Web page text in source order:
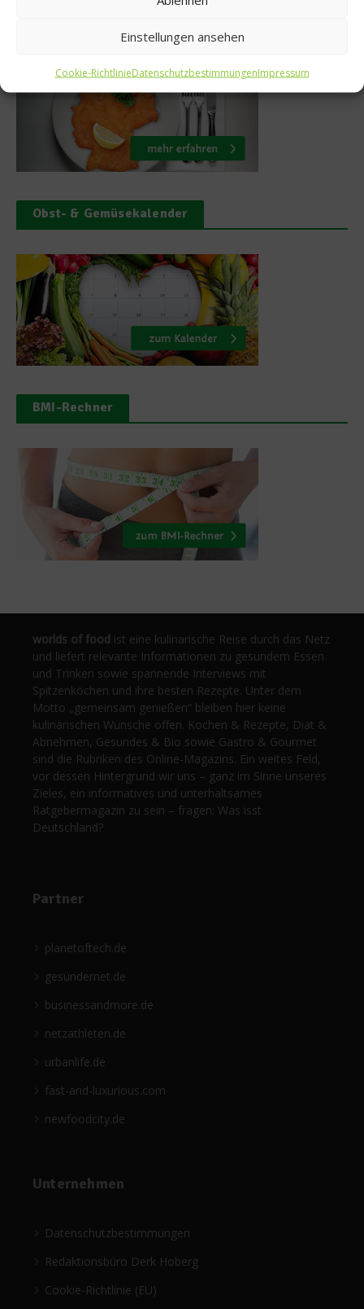
Einstellungen ansehen
Cookie-RichtlinieDatenschutzbestimmungenImpressum
Obst- & Gemüsekalender
BMI-Rechner
worlds of food ist eine kulinarische Reise durch das Netz
und liefert relevante Informationen zu gesundem Essen
und Trinken sowie spannende Interviews mit
Spitzenköchen und ihre besten Rezepte. Unter dem
Motto „gemeinsam genießen“ bleiben hier keine
kulinarischen Wünsche offen. Kochen & Rezepte, Diät &
Abnehmen, Gesundes & Bio sowie Gastro & Gourmet
sind die Rubriken des Online-Magazins. Ein weites Feld,
vor dessen Hintergrund wir uns – ganz im Sinne unseres
Zieles, ein informatives und unterhaltsames
Ratgebermagazin zu sein – fragen: Was isst
Deutschland?
Partner
planetoftech.de
gesündernet.de
businessandmore.de
netzathleten.de
urbanlife.de
fast-and-luxurious.com
newfoodcity.de
Unternehmen
Datenschutzbestimmungen
Redaktionsbüro Derk Hoberg
Cookie-Richtlinie (EU)